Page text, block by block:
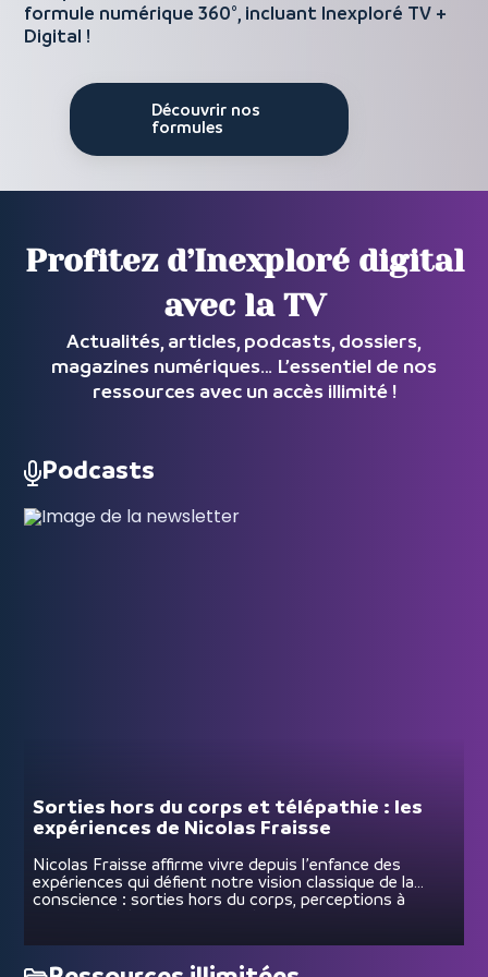
formule numérique 360°, incluant Inexploré TV +
Digital !
Découvrir nos
formules
Profitez d’Inexploré digital
avec la TV
Actualités, articles, podcasts, dossiers,
magazines numériques… L’essentiel de nos
ressources avec un accès illimité !
Podcasts
Sorties hors du corps et télépathie : les
expériences de Nicolas Fraisse
Nicolas Fraisse affirme vivre depuis l’enfance des
expériences qui défient notre vision classique de la
conscience : sorties hors du corps, perceptions à
distance, télépathie spontanée… Comment accueillir
paradigme ? Peut-on réellement “être” un autre lieu,
percevoir à distance ou capter les pensées d’autrui ?